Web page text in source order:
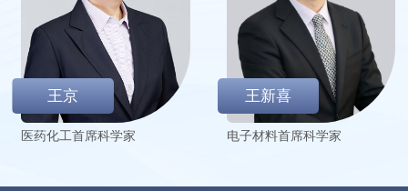
目一次试车成功
2026-08-03
聚焦设计前沿 | 2026·第八届青年设计师50人论坛即将
启幕
王京
医药化工首席科学家
王新喜
电子材料首席科学家